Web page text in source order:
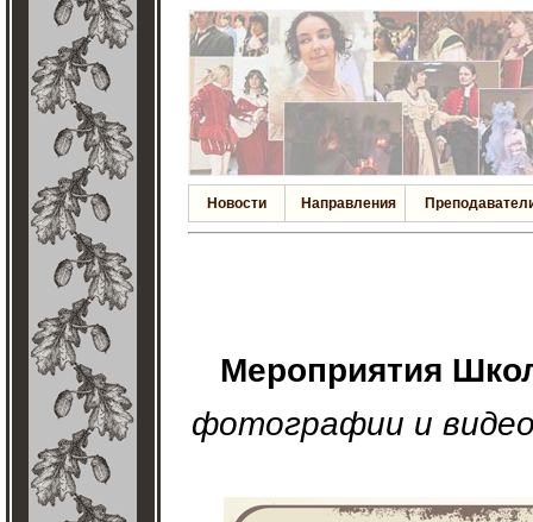
Новости Направления
Мероприятия
фотографии и